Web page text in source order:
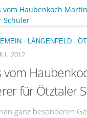
· LÄNGENFELD ·
2012
vom
für Ötztaler
ganz besonderen